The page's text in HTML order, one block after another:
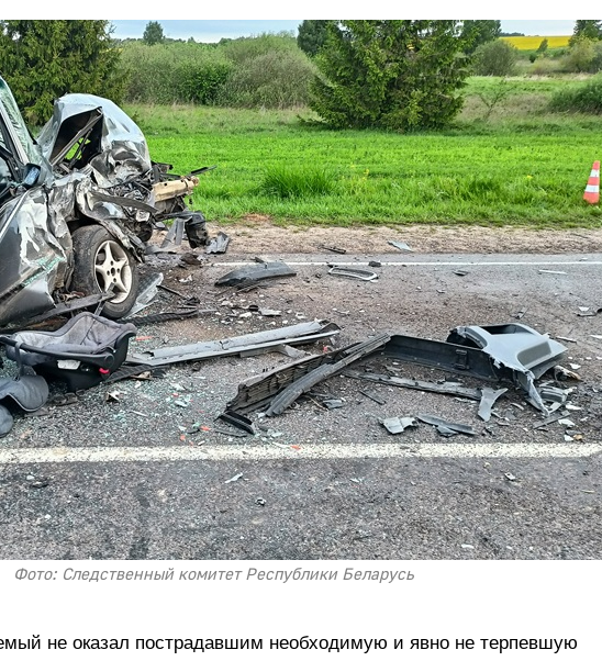
Фото: Следственный комитет Республики Беларусь
не оказал пострадавшим необходимую и явно не терпевшую